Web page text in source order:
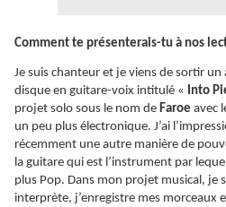
Comment te présenterais-tu à nos
Je suis chanteur et je viens de sortir
disque en guitare-voix intitulé « Into
projet solo sous le nom de Faroe avec
un peu plus électronique. J’ai
récemment une autre manière de
la guitare qui est l’instrument par
plus Pop. Dans mon projet musical, je
interprète, j’enregistre mes morceaux